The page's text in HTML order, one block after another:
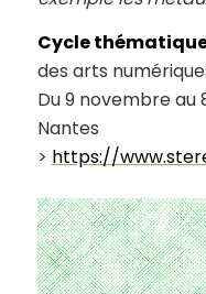
Cycle
des arts
Du 9 novembre au
Nantes
> https://